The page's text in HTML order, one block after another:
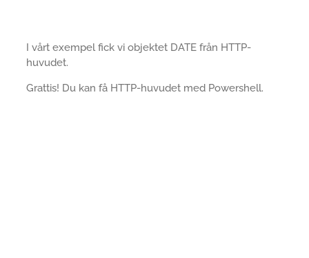
I vårt exempel fick vi objektet DATE från HTTP-
huvudet.
Grattis! Du kan få HTTP-huvudet med Powershell.